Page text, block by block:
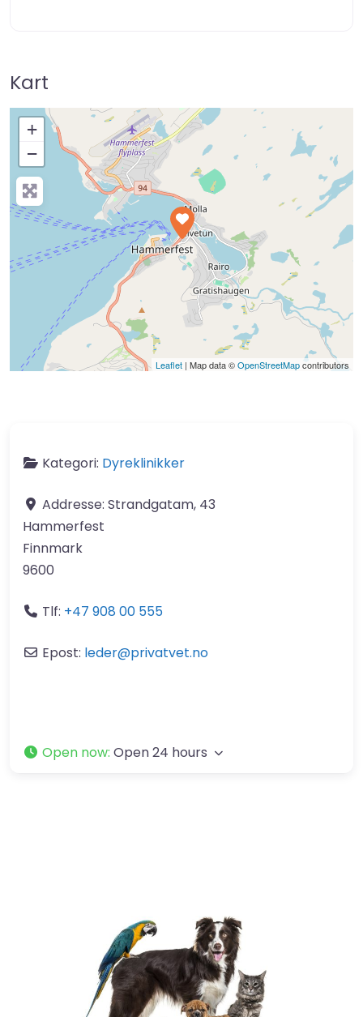
Kart
+
−
Press Enter key to search
Leaflet | Map data ©OpenStreetMapcontributors
Kategori: Dyreklinikker
Addresse: Strandgatam, 43
Hammerfest
Finnmark
9600
Tlf: +47 908 00 555
Epost: leder@privatvet.no
Open now: Open 24 hours